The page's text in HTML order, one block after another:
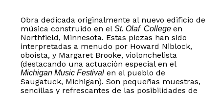
Obra dedicada originalmente al nuevo edificio de
música construido en el St. Olaf College en
Northfield, Minnesota. Estas piezas han sido
interpretadas a menudo por Howard Niblock,
oboísta, y Margaret Brooke, violonchelista
(destacando una actuación especial en el
Michigan Music Festivalen el pueblo de
Saugatuck, Michigan). Son pequeñas muestras,
sencillas y refrescantes de las posibilidades de